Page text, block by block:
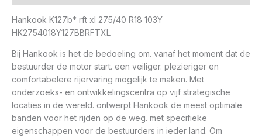
Hankook K127b* rft xl 275/40 R18 103Y
HK2754018Y127BBRFTXL
Bij Hankook is het de bedoeling om. vanaf het moment dat de
bestuurder de motor start. een veiliger. plezieriger en
comfortabelere rijervaring mogelijk te maken. Met
onderzoeks- en ontwikkelingscentra op vijf strategische
locaties in de wereld. ontwerpt Hankook de meest optimale
banden voor het rijden op de weg. met specifieke
eigenschappen voor de bestuurders in ieder land. Om